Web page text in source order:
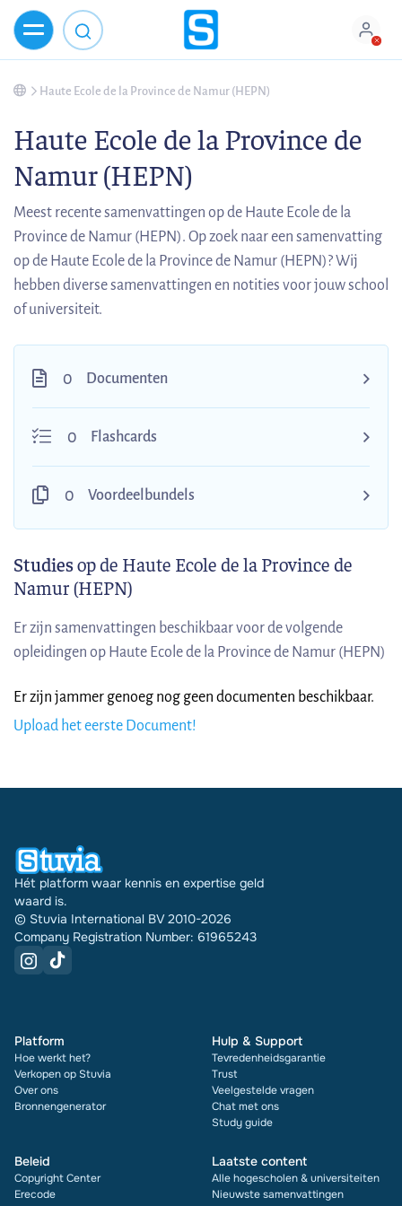
Haute Ecole de la Province de Namur (HEPN)
Haute Ecole de la Province de
Namur (HEPN)
Meest recente samenvattingen op de Haute Ecole de la
Province de Namur (HEPN). Op zoek naar een samenvatting
op de Haute Ecole de la Province de Namur (HEPN)? Wij
hebben diverse samenvattingen en notities voor jouw school
of universiteit.
0 Documenten
0 Flashcards
0 Voordeelbundels
Studiesop de Haute Ecole de la Province de
Namur (HEPN)
Er zijn samenvattingen beschikbaar voor de volgende
opleidingen op Haute Ecole de la Province de Namur (HEPN)
Er zijn jammer genoeg nog geen documenten beschikbaar.
Upload het eerste Document!
Hét platform waar kennis en expertise geld
waard is.
© Stuvia International BV 2010-2026
Company Registration Number: 61965243
Platform
Hoe werkt het?
Verkopen op Stuvia
Over ons
Bronnengenerator
Hulp & Support
Tevredenheidsgarantie
Trust
Veelgestelde vragen
Chat met ons
Study guide
Beleid
Copyright Center
Erecode
Laatste content
Alle hogescholen & universiteiten
Nieuwste samenvattingen